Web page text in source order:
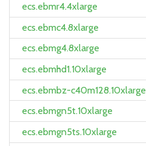
ecs.ebmr4.4xlarge
ecs.ebmc4.8xlarge
ecs.ebmg4.8xlarge
ecs.ebmhd1.10xlarge
ecs.ebmbz-c40m128.10xlarge
ecs.ebmgn5t.10xlarge
ecs.ebmgn5ts.10xlarge